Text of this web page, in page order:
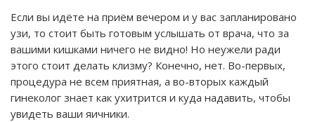
Если вы идёте на приём вечером и у вас запланировано
узи, то стоит быть готовым услышать от врача, что за
вашими кишками ничего не видно! Но неужели ради
этого стоит делать клизму? Конечно, нет. Во-первых,
процедура не всем приятная, а во-вторых каждый
гинеколог знает как ухитрится и куда надавить, чтобы
увидеть ваши яичники.